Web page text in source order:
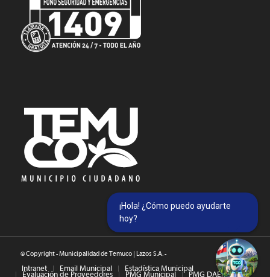
© Copyright - Municipalidad de Temuco | Lazos S.A. -
Intranet Email Municipal Estadística Municipal
Evaluación de Proveedores PMG Municipal PMG DAEM
¡Hola! ¿Cómo puedo ayudarte
hoy?